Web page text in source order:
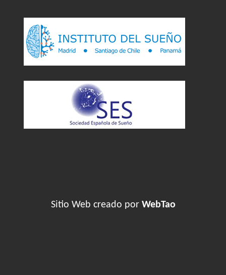
Sitio Web creado por WebTao